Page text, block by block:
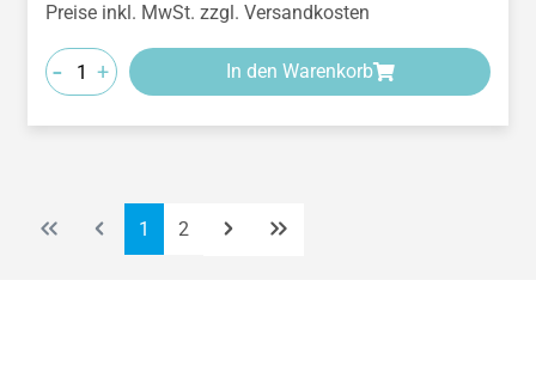
Preise inkl. MwSt. zzgl. Versandkosten
- + In den Warenkorb
Seite
1 Seite
2